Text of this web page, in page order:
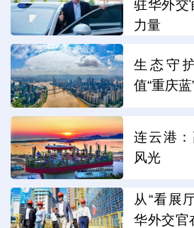
驻华外交
力量
生态守
值“重庆蓝
连云港
风光
从“看展
华外交官